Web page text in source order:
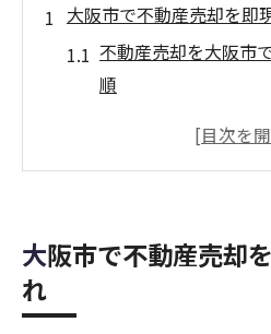
大阪市で不動産売却を即
不動産売却を大阪市
順
即現金化のための不
イント
大阪市で不動産売却を即現金化する流
れ